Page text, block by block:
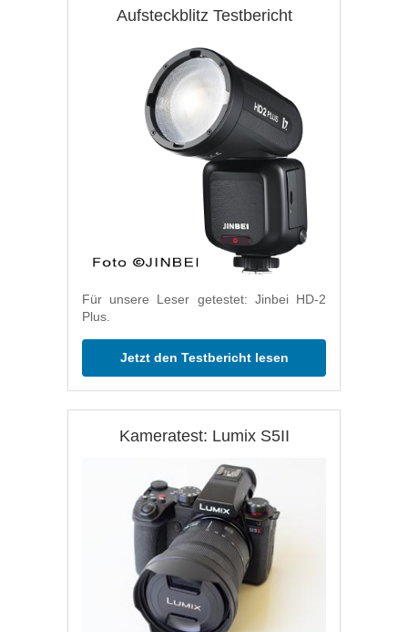
Aufsteckblitz Testbericht
Für unsere Leser getestet: Jinbei HD-2
Plus.
Jetzt den Testbericht lesen
Kameratest: Lumix S5II